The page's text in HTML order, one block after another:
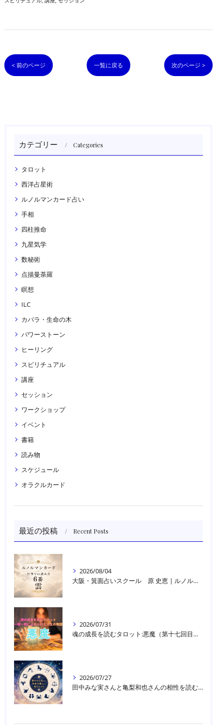
< 前のページ 一覧に戻る 次のページ >
カテゴリー Categories
タロット
西洋占星術
ルノルマンカード占い
手相
四柱推命
九星気学
数秘術
点描曼荼羅
瞑想
ILC
カバラ・生命の木
パワーストーン
ヒーリング
スピリチュアル
講座
セッション
ワークショップ
イベント
書籍
読み物
スケジュール
オラクルカード
最近の投稿 Recent Posts
2026/08/04
大阪・箕面占いスクール 原 史恵 | ルノルマンカード読み方のコツ「雲」 仕事をテーマに占った場合
2026/07/31
魂の成長を読むタロット:悪魔（第十七回目）｜大阪・箕面占いスクールラブアンドライト
2026/07/27
田中みな実さんと亀梨和也さんの相性を読む｜大阪・箕面占いスクールラブアンドライト